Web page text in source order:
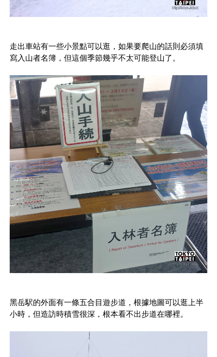
走出車站有一些小景點可以逛，如果要爬山的話則必須填
寫入山者名簿，但這個季節幾乎不太可能登山了。
黑岳駅的外面有一條五合目遊步道，根據地圖可以逛上半
小時，但造訪時積雪很深，根本看不出步道在哪裡。